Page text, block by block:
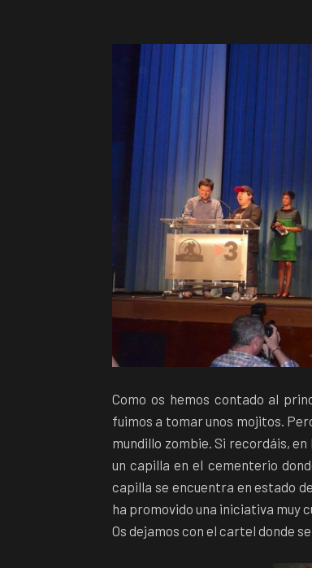
Como os hemos contado al
fuimos a tomar unos mojitos.
mundillo zombie. Si recordáis,
un capilla en el cementerio
capilla se encuentra en estado
ha promovido una iniciativa muy
Os dejamos con el cartel donde